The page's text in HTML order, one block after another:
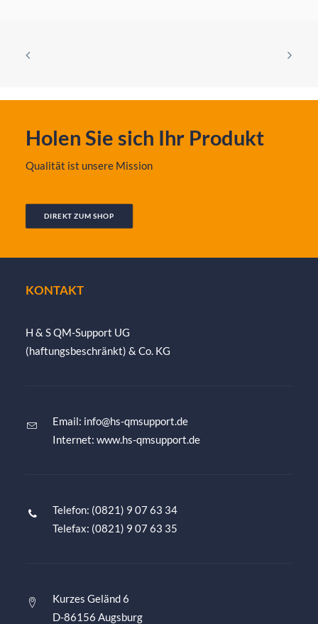
Holen Sie sich Ihr Produkt
Qualität ist unsere Mission
DIREKT ZUM SHOP
KONTAKT
H & S QM-Support UG
(haftungsbeschränkt) & Co. KG
Email: info@hs-qmsupport.de
Internet: www.hs-qmsupport.de
Telefon: (0821) 9 07 63 34
Telefax: (0821) 9 07 63 35
Kurzes Geländ 6
D-86156 Augsburg